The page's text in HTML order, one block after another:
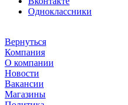
Одноклассники
Вернуться
Компания
О компании
Новости
Вакансии
Магазины